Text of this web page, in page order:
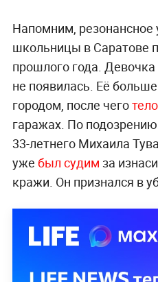
Напомним, резонансное
школьницы в Саратове
прошлого года. Девочка
не появилась. Её
городом, после чего
гаражах. По
33-летнего Михаила
уже был судим за
кражи. Он признался в